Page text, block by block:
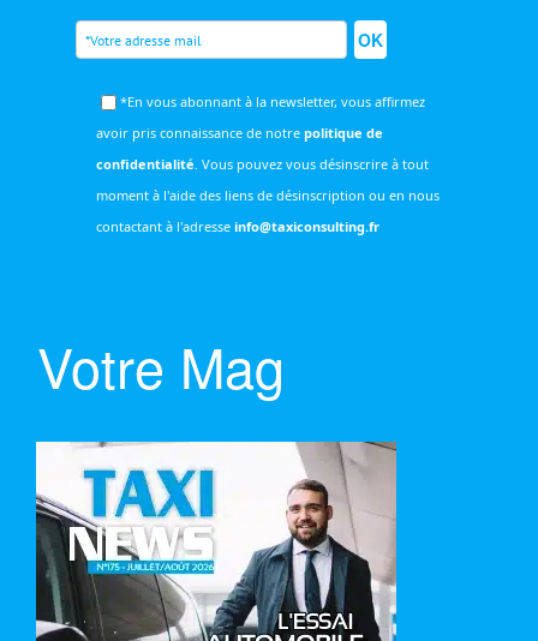
OK
*En vous abonnant à la newsletter, vous affirmez
avoir pris connaissance de notre politique de
confidentialité. Vous pouvez vous désinscrire à tout
moment à l'aide des liens de désinscription ou en nous
contactant à l'adresse info@taxiconsulting.fr
Votre Mag